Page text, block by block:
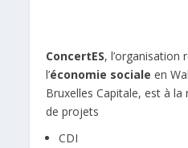
ConcertES,l’organisation
l’économie sociale en
Bruxelles Capitale, est à la
de projets
CDI